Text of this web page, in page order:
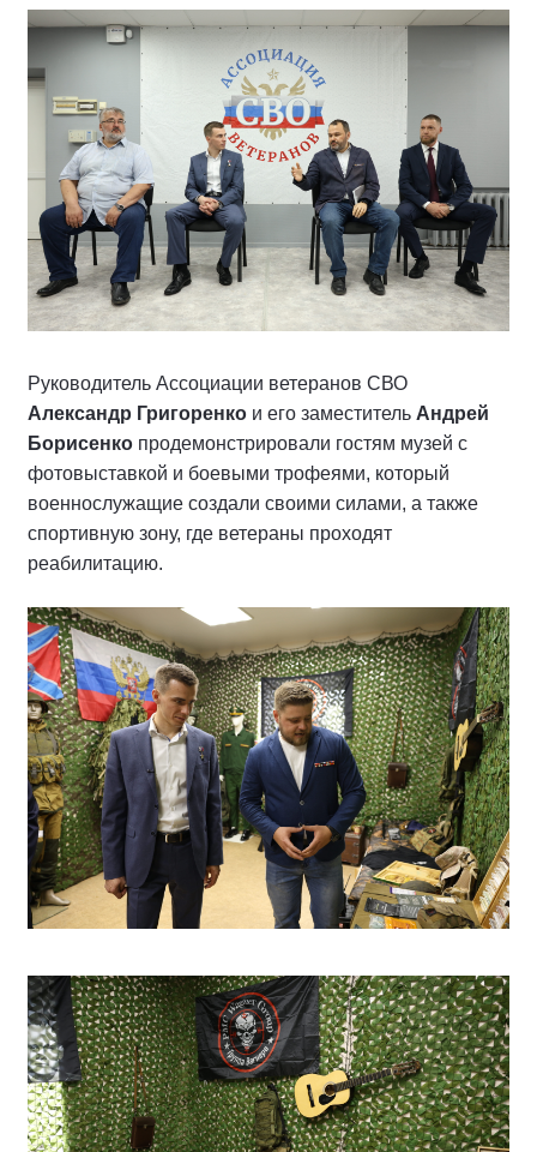
Руководитель Ассоциации ветеранов СВО
Александр Григоренко и его заместитель Андрей
Борисенко продемонстрировали гостям музей с
фотовыставкой и боевыми трофеями, который
военнослужащие создали своими силами, а также
спортивную зону, где ветераны проходят
реабилитацию.